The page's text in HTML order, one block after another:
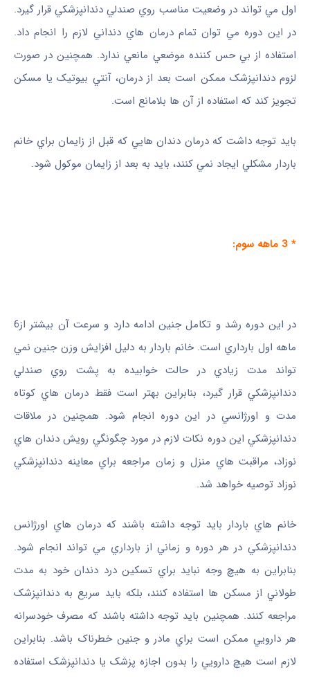
اول مي ‌تواند در وضعيت مناسب روي صندلي دندانپزشکي قرار گيرد.
در اين دوره مي‌ توان تمام درمان ‌هاي دنداني لازم را انجام داد.
استفاده از بي‌ حس‌ کننده موضعي مانعي ندارد. همچنين در صورت
لزوم دندانپزشک ممکن است بعد از درمان، آنتي‌ بيوتيک يا مسکن
تجويز کند که استفاده از آن ها بلامانع است.
بايد توجه داشت که درمان دندان ‌هايي که قبل از زايمان براي خانم
باردار مشکلي ايجاد نمي ‌کنند، بايد به بعد از زايمان موکول شود.
* 3 ماهه سوم:
در اين دوره رشد و تکامل جنين ادامه دارد و سرعت آن بيشتر از6
ماهه اول بارداري است. خانم باردار به دليل افزايش وزن جنين نمي
‌تواند مدت زيادي در حالت خوابيده به پشت روي صندلي
دندانپزشکي قرار گيرد، بنابراين بهتر است فقط درمان‌ هاي کوتاه
مدت و اورژانسي در اين دوره انجام شود. همچنين در ملاقات
دندانپزشکي اين دوره نکات لازم در مورد چگونگي رويش دندان‌ هاي
نوزاد، مراقبت‌ هاي منزل و زمان مراجعه براي معاينه دندانپزشکي
نوزاد توصيه خواهد شد.
خانم ‌هاي باردار بايد توجه داشته باشند که درمان ‌هاي اورژانس
دندانپزشکي در هر دوره و زماني از بارداري مي ‌تواند انجام شود.
بنابراين به هيچ‌ وجه نبايد براي تسکين درد دندان خود به مدت
طولاني از مسکن‌ ها استفاده کنند، بلکه بايد سريع به دندانپزشک
مراجعه کنند. همچنين بايد توجه داشته باشند که مصرف خودسرانه
هر دارويي ممکن است براي مادر و جنين خطرناک باشد. بنابراين
لازم است هيچ دارويي را بدون اجازه پزشک يا دندانپزشک استفاده